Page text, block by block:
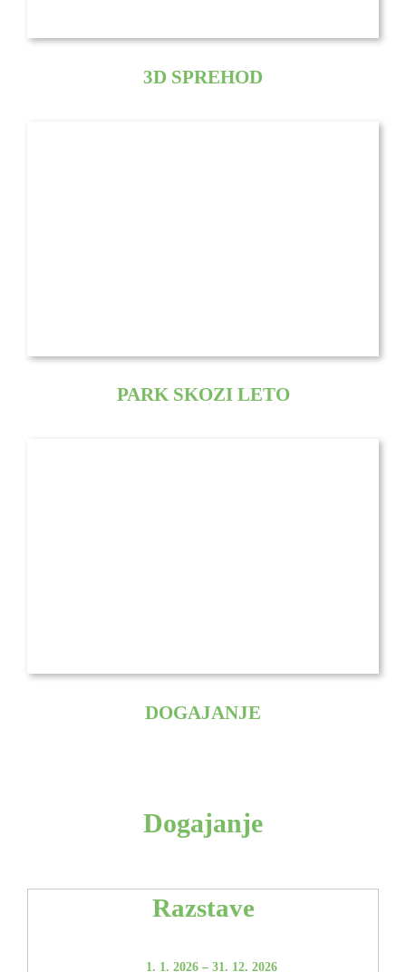
3D SPREHOD
PARK SKOZI LETO
DOGAJANJE
Dogajanje
Razstave
1. 1. 2026 – 31. 12. 2026